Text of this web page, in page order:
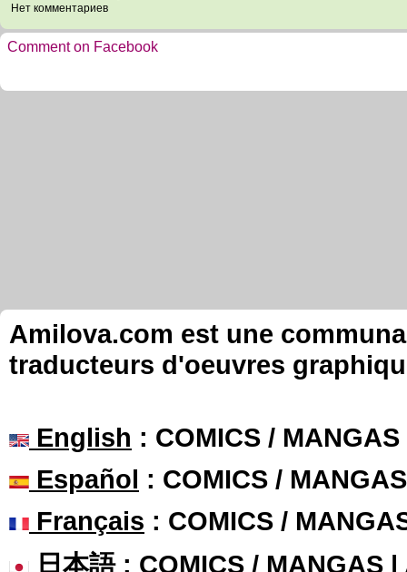
Нет комментариев
Comment on Facebook
Amilova.com est une
traducteurs d'oeuvres
English : COMICS /
Español : COMICS /
Français : COMICS /
日本語: COMICS / MANGAS |